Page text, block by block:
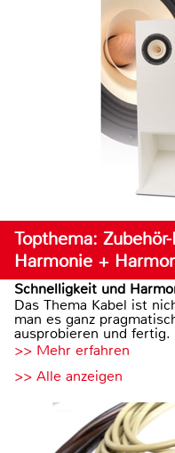
Topthema:
Harmonie +
Schnelligkeit und
Das Thema Kabel ist
man es ganz
ausprobieren und fertig.
>> Mehr erfahren
>> Alle anzeigen